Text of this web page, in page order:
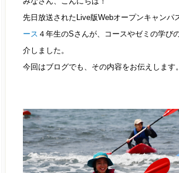
先日放送されたLive版Webオープンキャンパ
ース ４年生のSさんが、コースやゼミの学び
介しました。
今回はブログでも、その内容をお伝えします。